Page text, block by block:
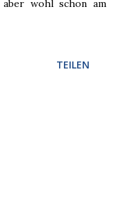
wohl schon am
TEILEN